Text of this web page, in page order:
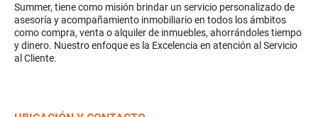
Summer, tiene como misión brindar un servicio personalizado de
asesoría y acompañamiento inmobiliario en todos los ámbitos
como compra, venta o alquiler de inmuebles, ahorrándoles tiempo
y dinero. Nuestro enfoque es la Excelencia en atención al Servicio
al Cliente.